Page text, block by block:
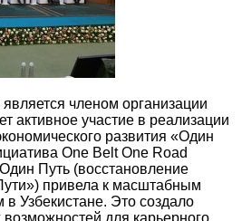
является членом организации
активное участие в реализации
развития «Один
One Belt One Road
Путь (восстановление
привела к масштабным
в Узбекистане. Это создало
для карьерного